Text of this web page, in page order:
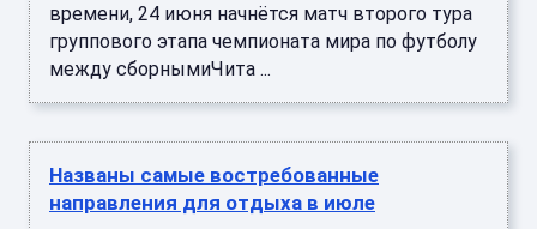
времени, 24 июня начнётся матч второго тура
группового этапа чемпионата мира по футболу
между сборнымиЧита ...
Названы самые востребованные
направления для отдыха в июле